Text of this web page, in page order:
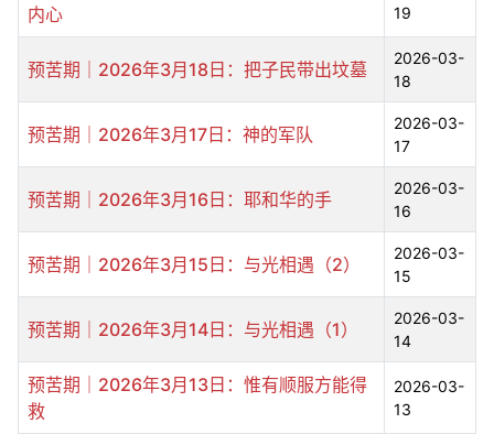
内心
19
预苦期｜2026年3月18日：把子民带出坟墓
2026-03-
18
预苦期｜2026年3月17日：神的军队
2026-03-
17
预苦期｜2026年3月16日：耶和华的手
2026-03-
16
预苦期｜2026年3月15日：与光相遇（2）
2026-03-
15
预苦期｜2026年3月14日：与光相遇（1）
2026-03-
14
预苦期｜2026年3月13日：惟有顺服方能得
救
2026-03-
13